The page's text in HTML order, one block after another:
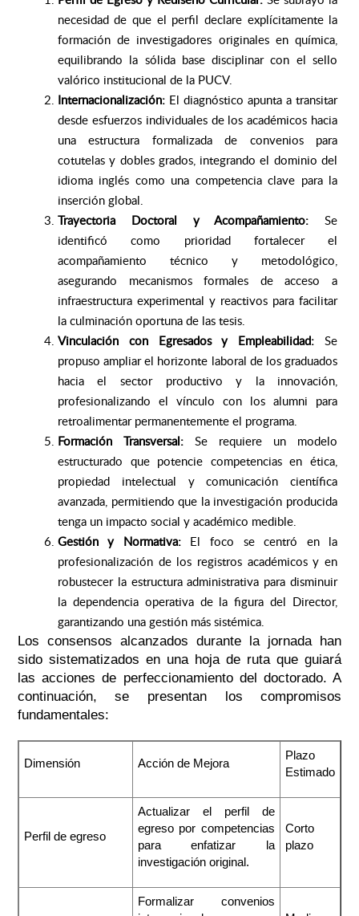
necesidad de que el perfil declare explícitamente la
formación de investigadores originales en química,
equilibrando la sólida base disciplinar con el sello
valórico institucional de la PUCV.
Internacionalización:El diagnóstico apunta a transitar
desde esfuerzos individuales de los académicos hacia
una estructura formalizada de convenios para
cotutelas y dobles grados, integrando el dominio del
idioma inglés como una competencia clave para la
inserción global.
Trayectoria Doctoral y Acompañamiento: Se
identificó como prioridad fortalecer el
acompañamiento técnico y metodológico,
asegurando mecanismos formales de acceso a
infraestructura experimental y reactivos para facilitar
la culminación oportuna de las tesis.
Vinculación con Egresados y Empleabilidad: Se
propuso ampliar el horizonte laboral de los graduados
hacia el sector productivo y la innovación,
profesionalizando el vínculo con los alumni para
retroalimentar permanentemente el programa.
Formación Transversal:Se requiere un modelo
estructurado que potencie competencias en ética,
propiedad intelectual y comunicación científica
avanzada, permitiendo que la investigación producida
tenga un impacto social y académico medible.
Gestión y Normativa:El foco se centró en la
profesionalización de los registros académicos y en
robustecer la estructura administrativa para disminuir
la dependencia operativa de la figura del Director,
garantizando una gestión más sistémica.
Los consensos alcanzados durante la jornada han
sido sistematizados en una hoja de ruta que guiará
las acciones de perfeccionamiento del doctorado. A
continuación, se presentan los compromisos
fundamentales:
Dimensión Acción de Mejora
Plazo
Estimado
Perfil de egreso
Actualizar el perfil de
egreso por competencias
para enfatizar la
investigación original.
Corto
plazo
Formalizar convenios